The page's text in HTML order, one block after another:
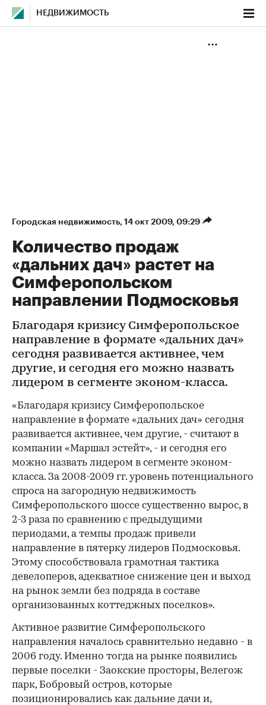
НЕДВИЖИМОСТЬ
Городская недвижимость⁠, 14 окт 2009, 09:29
Количество продаж
«дальних дач» растет на
Симферопольском
направлении Подмосковья
Благодаря кризису Симферопольское
направление в формате «дальних дач»
сегодня развивается активнее, чем
другие, и сегодня его можно назвать
лидером в сегменте эконом-класса.
«Благодаря кризису Симферопольское
направление в формате «дальних дач» сегодня
развивается активнее, чем другие, - считают в
компании «Маршал эстейт», - и сегодня его
можно назвать лидером в сегменте эконом-
класса. За 2008-2009 гг. уровень потенциального
спроса на загородную недвижимость
Симферопольского шоссе существенно вырос, в
2-3 раза по сравнению с предыдущими
периодами, а темпы продаж привели
направление в пятерку лидеров Подмосковья.
Этому способствовала грамотная тактика
девелоперов, адекватное снижение цен и выход
на рынок земли без подряда в составе
организованных коттеджных поселков».
Активное развитие Симферопольского
направления началось сравнительно недавно - в
2006 году. Именно тогда на рынке появились
первые поселки - Заокские просторы, Велегож
парк, Бобровый остров, которые
позиционировались как дальние дачи и,